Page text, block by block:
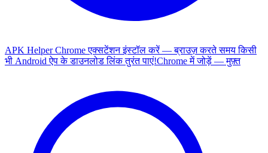
APK Helper Chrome एक्सटेंशन इंस्टॉल करें — ब्राउज़ करते समय किसी
भी Android ऐप के डाउनलोड लिंक तुरंत पाएं!Chrome में जोड़ें — मुफ़्त